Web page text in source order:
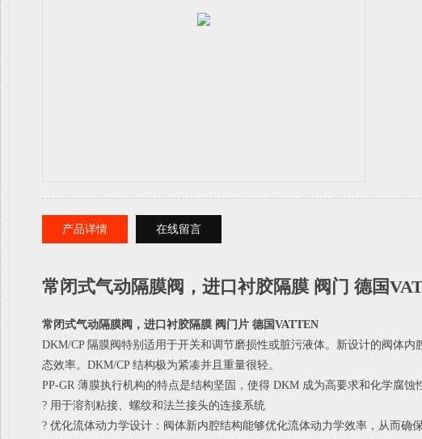
产品详情 在线留言
常闭式气动隔膜阀，进口衬胶隔膜阀门 德国
常闭式气动隔膜阀，进口衬胶隔膜 阀门 片 德国VATTEN
DKM/CP 隔膜阀特别适用于开关和调节磨损性或脏污液体。新设计的阀体
态效率。DKM/CP 结构极为紧凑并且重量很轻。
PP-GR 薄膜执行机构的特点是结构坚固，使得 DKM 成为高要求和化学腐蚀
? 用于溶剂粘接、螺纹和法兰接头的连接系统
? 优化流体动力学设计：阀体新内腔结构能够优化流体动力学效率，从而确